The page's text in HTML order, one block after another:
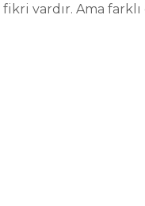
vardır. Ama farklı